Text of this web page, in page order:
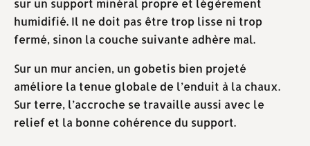
humidifié. Il ne doit pas être trop lisse ni trop
fermé, sinon la couche suivante adhère mal.
Sur un mur ancien, un gobetis bien projeté
améliore la tenue globale de l’enduit à la chaux.
Sur terre, l’accroche se travaille aussi avec le
relief et la bonne cohérence du support.